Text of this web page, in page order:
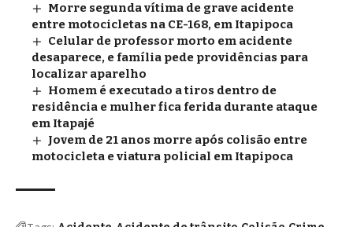
Morre segunda vítima de grave acidente
entre motocicletas na CE-168, em Itapipoca
Celular de professor morto em acidente
desaparece, e família pede providências para
localizar aparelho
Homem é executado a tiros dentro de
residência e mulher fica ferida durante ataque
em Itapajé
Jovem de 21 anos morre após colisão entre
motocicleta e viatura policial em Itapipoca